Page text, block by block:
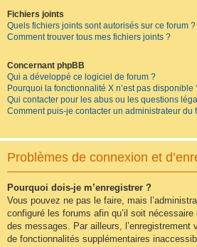
Fichiers joints
Quels fichiers joints sont autorisés sur ce forum ?
Comment trouver tous mes fichiers joints ?
Concernant phpBB
Qui a développé ce logiciel de forum ?
Pourquoi la fonctionnalité X n’est pas disponible
Qui contacter pour les abus ou les questions
Comment puis-je contacter un administrateur du
Problèmes de connexion et
Pourquoi dois-je m’enregistrer ?
Vous pouvez ne pas le faire, mais
configuré les forums afin qu’il soit nécessaire
des messages. Par ailleurs, l’enregistrement
de fonctionnalités supplémentaires